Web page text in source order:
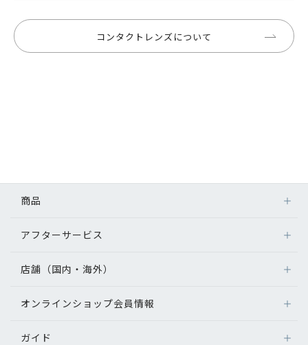
コンタクトレンズについて
商品
アフターサービス
店舗（国内・海外）
オンラインショップ会員情報
ガイド